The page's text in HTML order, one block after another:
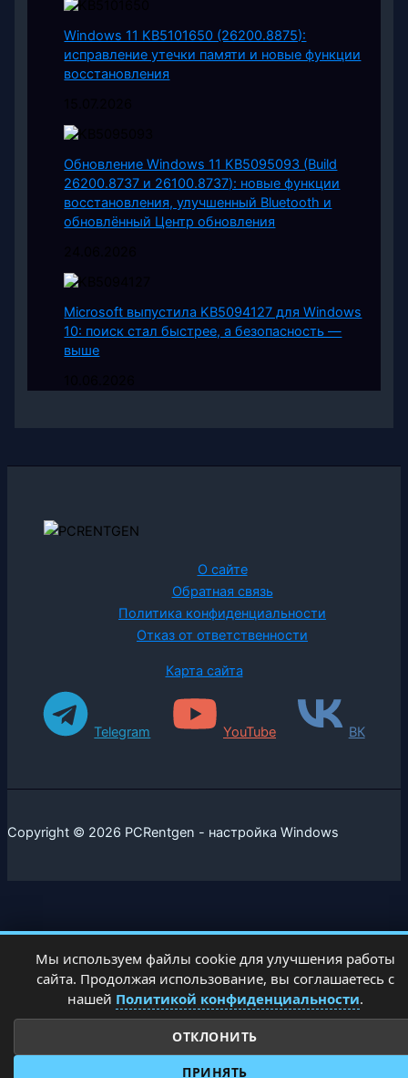
Windows 11 KB5101650 (26200.8875):
исправление утечки памяти и новые функции
восстановления
Обновление Windows 11 KB5095093 (Build
26200.8737 и 26100.8737): новые функции
восстановления, улучшенный Bluetooth и
обновлённый Центр обновления
Microsoft выпустила KB5094127 для Windows
10: поиск стал быстрее, а безопасность —
выше
О сайте
Обратная связь
Политика конфиденциальности
Отказ от ответственности
Карта сайта
Telegram YouTube ВК
Copyright © 2026 PCRentgen - настройка Windows
Мы используем файлы cookie для улучшения работы
сайта. Продолжая использование, вы соглашаетесь с
нашей Политикой конфиденциальности.
ОТКЛОНИТЬ
ПРИНЯТЬ